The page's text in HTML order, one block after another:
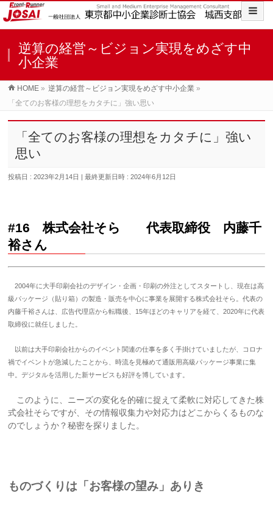
逆算の経営～ビジョン実現をめざす中
小企業
HOME » 逆算の経営～ビジョン実現をめざす中小企業 »
「全てのお客様の理想をカタチに」強い思い
「全てのお客様の理想をカタチに」強い
思い
投稿日 : 2023年2月14日 最終更新日時 : 2024年6月12日
#16 株式会社そら 代表取締役 内藤千
裕さん
2004年に大手印刷会社のデザイン・企画・印刷の外注としてスタートし、現在は高
級パッケージ（貼り箱）の製造・販売を中心に事業を展開する株式会社そら。代表の
内藤千裕さんは、広告代理店から転職後、15年ほどのキャリアを経て、2020年に代表
取締役に就任しました。
以前は大手印刷会社からのイベント関連の仕事を多く手掛けていましたが、コロナ
禍でイベントが急減したことから、時流を見極めて通販用高級パッケージ事業に集
中。デジタルを活用した新サービスも好評を博しています。
このように、ニーズの変化を的確に捉えて柔軟に対応してきた株
式会社そらですが、その情報収集力や対応力はどこからくるものな
のでしょうか？秘密を探りました。
ものづくりは「お客様の望み」ありき